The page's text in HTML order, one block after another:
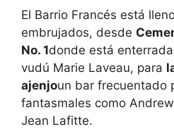
El Barrio Francés está
embrujados, desde
No. 1donde está
vudú Marie Laveau, para
ajenjoun bar frecuentado
fantasmales como
Jean Lafitte.